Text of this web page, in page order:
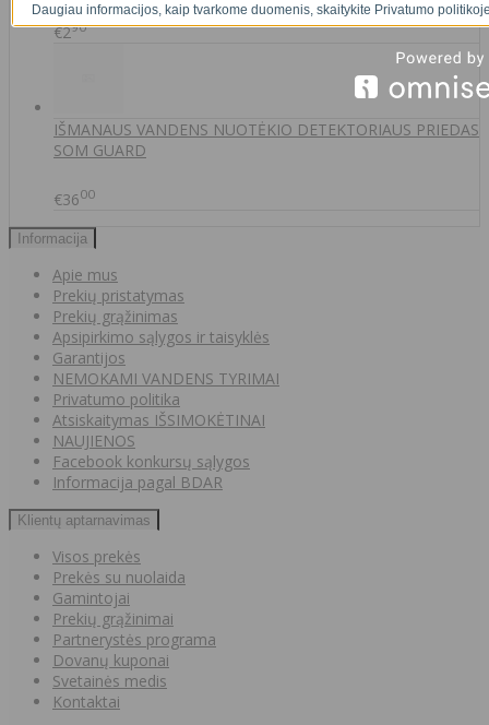
€290
IŠMANAUS VANDENS NUOTĖKIO DETEKTORIAUS PRIEDAS
SOM GUARD
€3600
Informacija
Apie mus
Prekių pristatymas
Prekių grąžinimas
Apsipirkimo sąlygos ir taisyklės
Garantijos
NEMOKAMI VANDENS TYRIMAI
Privatumo politika
Atsiskaitymas IŠSIMOKĖTINAI
NAUJIENOS
Facebook konkursų sąlygos
Informacija pagal BDAR
Klientų aptarnavimas
Visos prekės
Prekės su nuolaida
Gamintojai
Prekių grąžinimai
Partnerystės programa
Dovanų kuponai
Svetainės medis
Kontaktai
Daugiau informacijos, kaip tvarkome duomenis, skaitykite Privatumo